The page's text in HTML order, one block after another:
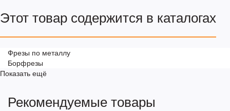
Этот товар содержится в каталогах
Фрезы по металлу
Борфрезы
Показать ещё
Рекомендуемые товары